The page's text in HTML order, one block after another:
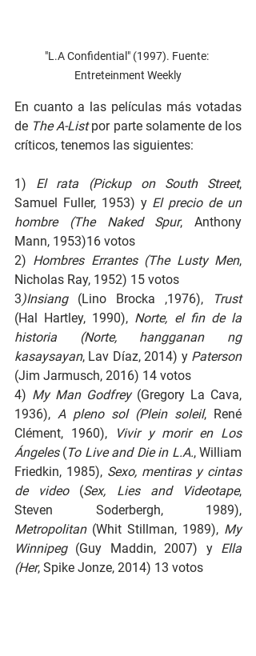
"L.A Confidential" (1997). Fuente:
Entreteinment Weekly
En cuanto a las películas más votadas
de The A-List por parte solamente de los
críticos, tenemos las siguientes:
1) El rata (Pickup on South Street,
Samuel Fuller, 1953) y El precio de un
hombre (The Naked Spur, Anthony
Mann, 1953)16 votos
2) Hombres Errantes (The Lusty Men,
Nicholas Ray, 1952) 15 votos
3)Insiang (Lino Brocka ,1976),
Trust
(Hal Hartley, 1990), Norte, el fin de la
historia (Norte, hangganan ng
kasaysayan, Lav Díaz, 2014) y
Paterson
(Jim Jarmusch, 2016) 14 votos
4) My Man Godfrey (Gregory La Cava,
1936), A pleno sol (Plein soleil, René
Clément, 1960),
Vivir y morir en Los
Ángeles (To Live and Die in L.A., William
Friedkin, 1985), Sexo, mentiras y cintas
de video (Sex, Lies and Videotape,
Metropolitan (Whit Stillman, 1989), My
Winnipeg (Guy Maddin, 2007) y Ella
(Her, Spike Jonze, 2014) 13 votos